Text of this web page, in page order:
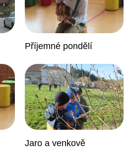
Příjemné pondělí
Jaro a venkově